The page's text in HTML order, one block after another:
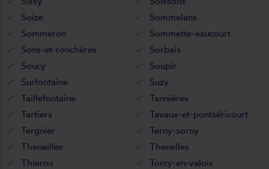
Soize
Sommelans
Sommeron
Sommette-eaucourt
Sons-et-ronchères
Sorbais
Soucy
Soupir
Surfontaine
Suzy
Taillefontaine
Tannières
Tartiers
Tavaux-et-pontséricourt
Tergnier
Terny-sorny
Thenailles
Thenelles
Thiernu
Torcy-en-valois